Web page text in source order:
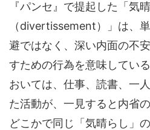
『パンセ』で提起した「気
（divertissement）」は、
避ではなく、深い内面の不
すための行為を意味してい
おいては、仕事、読書、一
た活動が、一見すると内省
どこかで同じ「気晴らし」